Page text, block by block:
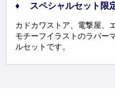
スペシャルセット限
カドカワストア、電撃屋、
モチーフイラストのラバー
ルセットです。